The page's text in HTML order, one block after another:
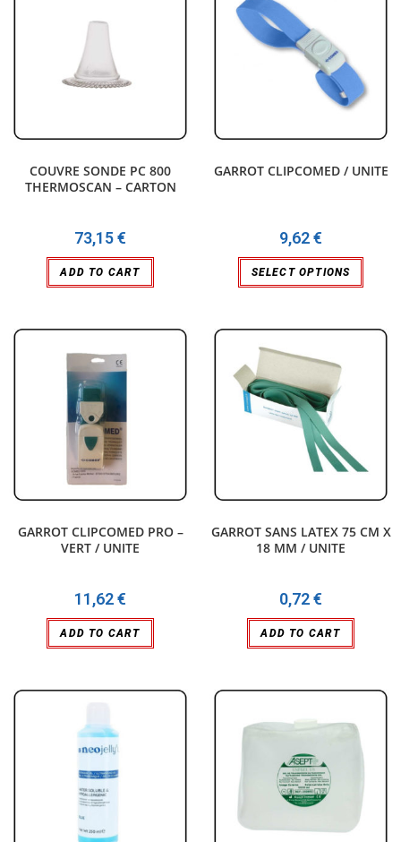
COUVRE SONDE PC 800
THERMOSCAN – CARTON
73,15€
ADD TO CART
GARROT CLIPCOMED / UNITE
9,62€
SELECT OPTIONS
GARROT CLIPCOMED PRO –
VERT / UNITE
11,62€
ADD TO CART
GARROT SANS LATEX 75 CM X
18 MM / UNITE
0,72€
ADD TO CART